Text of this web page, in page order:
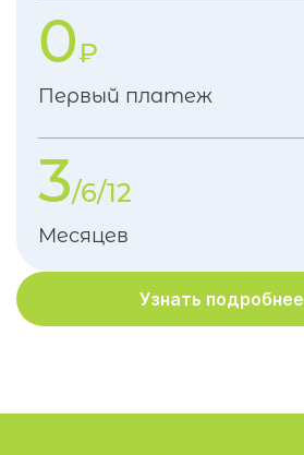
0₽
Первый платеж
3/6/12
Месяцев
Узнать подробнее